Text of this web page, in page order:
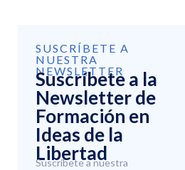
SUSCRÍBETE A
NUESTRA
NEWSLETTER
Suscríbete a la
Newsletter de
Formación en
Ideas de la
Libertad
Suscríbete a nuestra